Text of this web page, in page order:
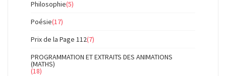
Philosophie(5)
Poésie(17)
Prix de la Page 112(7)
PROGRAMMATION ET EXTRAITS DES ANIMATIONS
(MATHS)
(18)